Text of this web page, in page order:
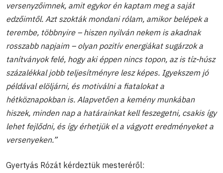
versenyzőimnek, amit egykor én kaptam meg a saját
edzőimtől. Azt szokták mondani rólam, amikor belépek a
terembe, többnyire – hiszen nyilván nekem is akadnak
rosszabb napjaim – olyan pozitív energiákat sugárzok a
tanítványok felé, hogy aki éppen nincs topon, az is tíz-húsz
százalékkal jobb teljesítményre lesz képes. Igyekszem jó
példával elöljárni, és motiválni a fiatalokat a
hétköznapokban is. Alapvetően a kemény munkában
hiszek, minden nap a határainkat kell feszegetni, csakis így
lehet fejlődni, és így érhetjük el a vágyott eredményeket a
versenyeken.”
Gyertyás Rózát kérdeztük mesteréről: